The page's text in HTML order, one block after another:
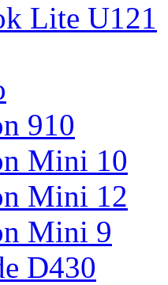
Lite U121
910
Mini 10
Mini 12
Mini 9
D430